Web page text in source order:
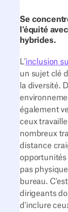
Se
l'équité
hybrides.
L'inclusion
un sujet clé
la diversité.
également
ceux
nombreux
distance
opportunités
pas
bureau.
dirigeants
d'inclure